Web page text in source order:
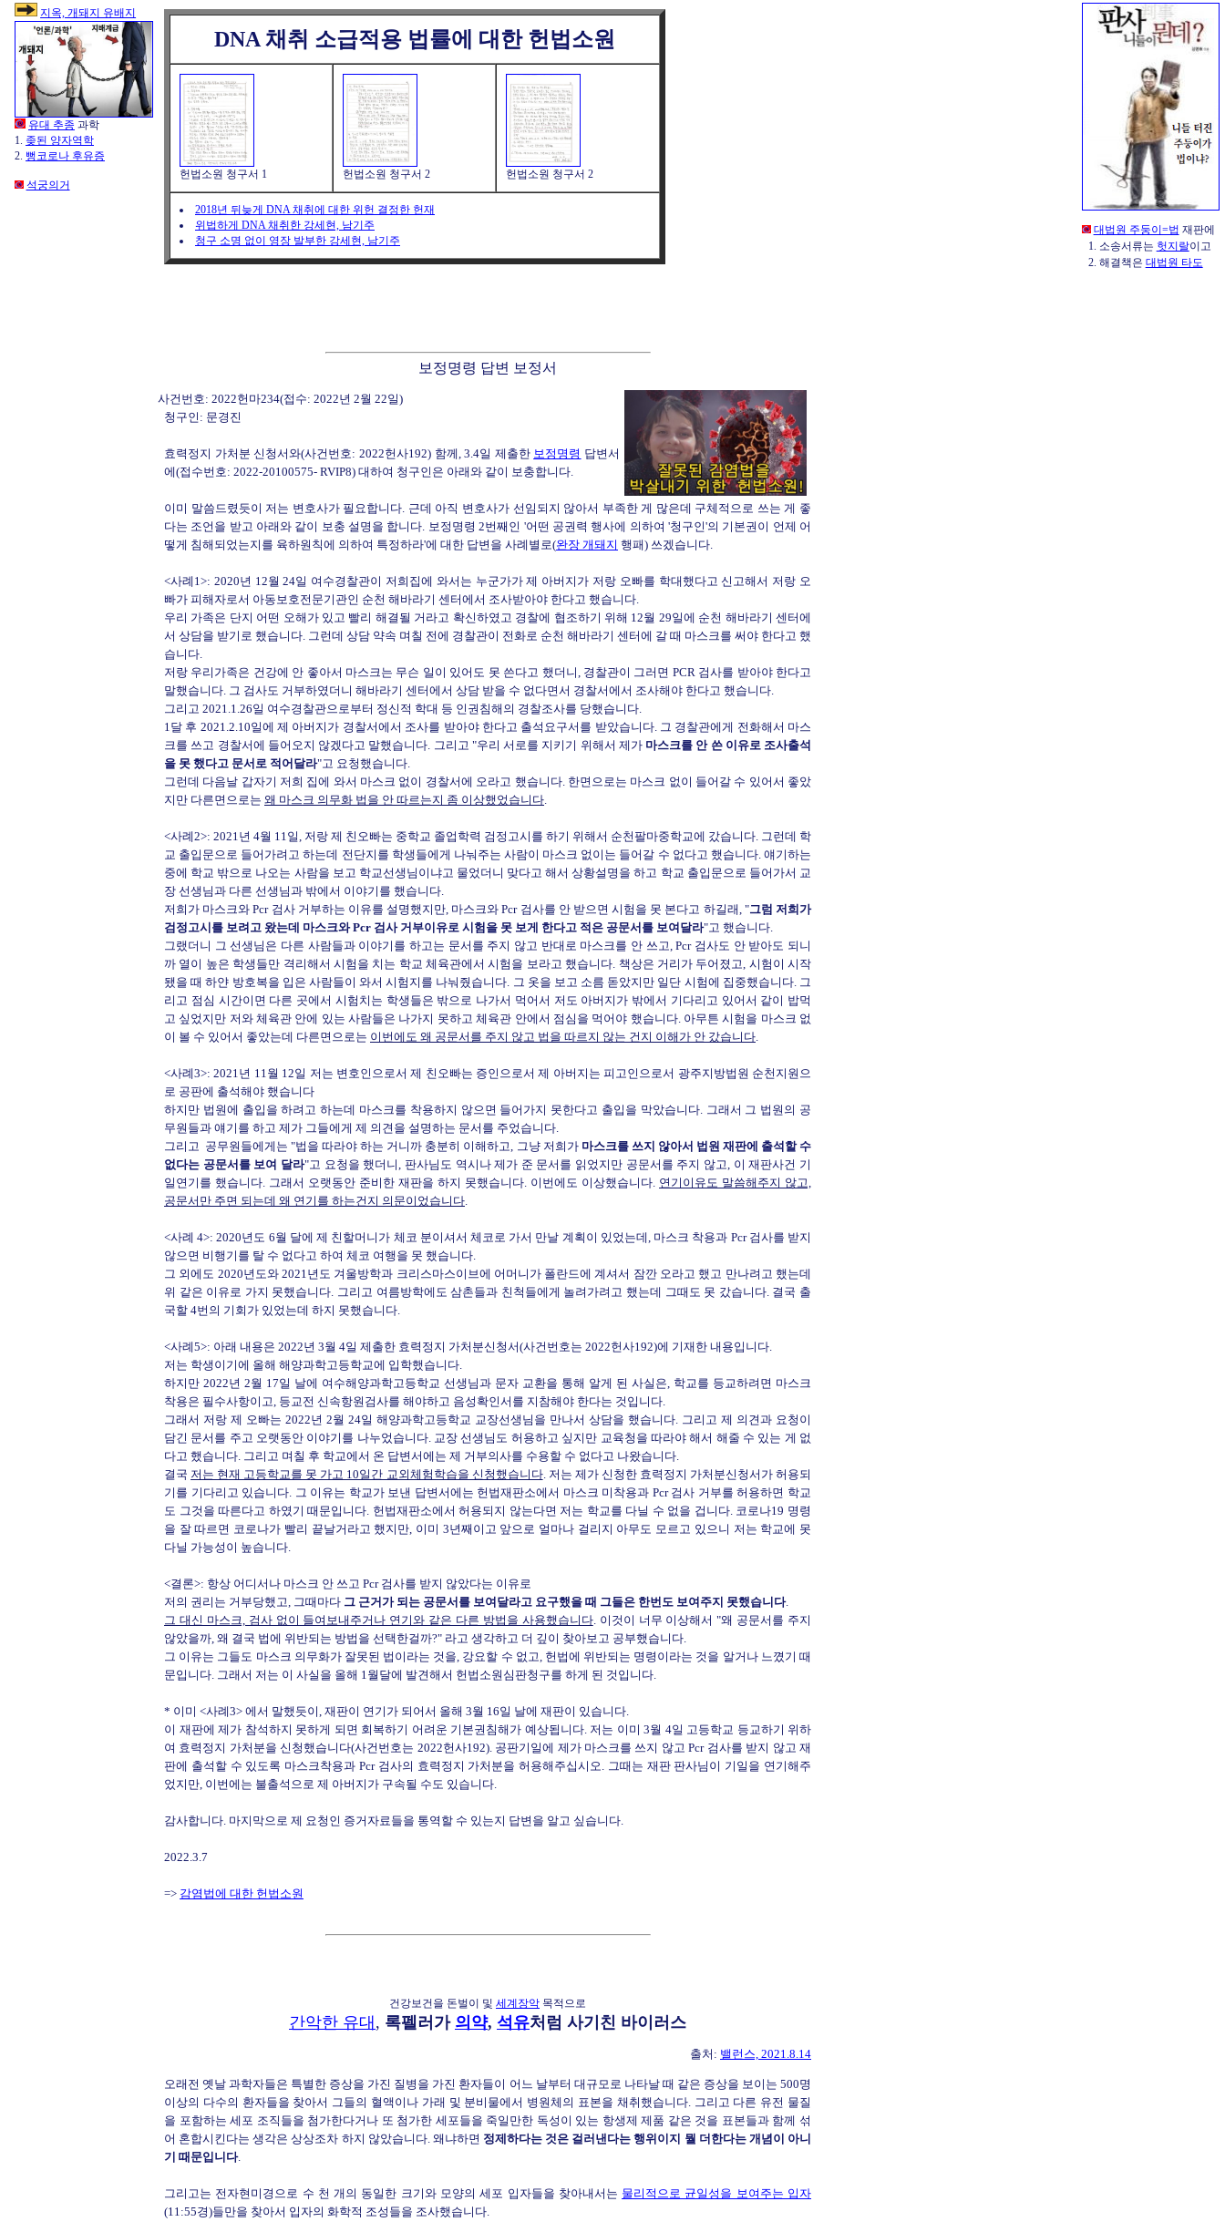
지옥, 개돼지 유배지
유대 추종 과학
1. 좆된 양자역학
2. 뻥코로나 후유증
석궁의거
대법원 주둥이=법 재판에
1. 소송서류는 헛지랄이고
2. 해결책은 대법원 타도
DNA 채취 소급적용 법률에 대한 헌법소원
헌법소원 청구서 1 헌법소원 청구서 2 헌법소원 청구서 2
2018년 뒤늦게 DNA 채취에 대한 위헌 결정한 헌재
위법하게 DNA 채취한 강세현, 남기주
청구 소명 없이 영장 발부한 강세현, 남기주
보정명령 답변 보정서
사건번호: 2022헌마234(접수: 2022년 2월 22일)
청구인: 문경진
효력정지 가처분 신청서와(사건번호: 2022헌사192) 함께, 3.4일 제출한 보정명령 답변서
에(접수번호: 2022-20100575- RVIP8) 대하여 청구인은 아래와 같이 보충합니다.
이미 말씀드렸듯이 저는 변호사가 필요합니다. 근데 아직 변호사가 선임되지 않아서 부족한 게 많은데 구체적으로 쓰는 게 좋
다는 조언을 받고 아래와 같이 보충 설명을 합니다. 보정명령 2번째인 '어떤 공권력 행사에 의하여 '청구인'의 기본권이 언제 어
떻게 침해되었는지를 육하원칙에 의하여 특정하라'에 대한 답변을 사례별로(완장 개돼지 행패) 쓰겠습니다.
<사례1>: 2020년 12월 24일 여수경찰관이 저희집에 와서는 누군가가 제 아버지가 저랑 오빠를 학대했다고 신고해서 저랑 오
빠가 피해자로서 아동보호전문기관인 순천 해바라기 센터에서 조사받아야 한다고 했습니다.
우리 가족은 단지 어떤 오해가 있고 빨리 해결될 거라고 확신하였고 경찰에 협조하기 위해 12월 29일에 순천 해바라기 센터에
서 상담을 받기로 했습니다. 그런데 상담 약속 며칠 전에 경찰관이 전화로 순천 해바라기 센터에 갈 때 마스크를 써야 한다고 했
습니다.
저랑 우리가족은 건강에 안 좋아서 마스크는 무슨 일이 있어도 못 쓴다고 했더니, 경찰관이 그러면 PCR 검사를 받아야 한다고
말했습니다. 그 검사도 거부하였더니 해바라기 센터에서 상담 받을 수 없다면서 경찰서에서 조사해야 한다고 했습니다.
그리고 2021.1.26일 여수경찰관으로부터 정신적 학대 등 인권침해의 경찰조사를 당했습니다.
1달 후 2021.2.10일에 제 아버지가 경찰서에서 조사를 받아야 한다고 출석요구서를 받았습니다. 그 경찰관에게 전화해서 마스
크를 쓰고 경찰서에 들어오지 않겠다고 말했습니다. 그리고 "우리 서로를 지키기 위해서 제가 마스크를 안 쓴 이유로 조사출석
을 못 했다고 문서로 적어달라"고 요청했습니다.
그런데 다음날 갑자기 저희 집에 와서 마스크 없이 경찰서에 오라고 했습니다. 한면으로는 마스크 없이 들어갈 수 있어서 좋았
지만 다른면으로는 왜 마스크 의무화 법을 안 따르는지 좀 이상했었습니다.
<사례2>: 2021년 4월 11일, 저랑 제 친오빠는 중학교 졸업학력 검정고시를 하기 위해서 순천팔마중학교에 갔습니다. 그런데 학
교 출입문으로 들어가려고 하는데 전단지를 학생들에게 나눠주는 사람이 마스크 없이는 들어갈 수 없다고 했습니다. 얘기하는
중에 학교 밖으로 나오는 사람을 보고 학교선생님이냐고 물었더니 맞다고 해서 상황설명을 하고 학교 출입문으로 들어가서 교
장 선생님과 다른 선생님과 밖에서 이야기를 했습니다.
저희가 마스크와 Pcr 검사 거부하는 이유를 설명했지만, 마스크와 Pcr 검사를 안 받으면 시험을 못 본다고 하길래, "그럼 저희가
검정고시를 보려고 왔는데 마스크와 Pcr 검사 거부이유로 시험을 못 보게 한다고 적은 공문서를 보여달라"고 했습니다.
그랬더니 그 선생님은 다른 사람들과 이야기를 하고는 문서를 주지 않고 반대로 마스크를 안 쓰고, Pcr 검사도 안 받아도 되니
까 열이 높은 학생들만 격리해서 시험을 치는 학교 체육관에서 시험을 보라고 했습니다. 책상은 거리가 두어졌고, 시험이 시작
됐을 때 하얀 방호복을 입은 사람들이 와서 시험지를 나눠줬습니다. 그 옷을 보고 소름 돋았지만 일단 시험에 집중했습니다. 그
리고 점심 시간이면 다른 곳에서 시험치는 학생들은 밖으로 나가서 먹어서 저도 아버지가 밖에서 기다리고 있어서 같이 밥먹
고 싶었지만 저와 체육관 안에 있는 사람들은 나가지 못하고 체육관 안에서 점심을 먹어야 했습니다. 아무튼 시험을 마스크 없
이 볼 수 있어서 좋았는데 다른면으로는 이번에도 왜 공문서를 주지 않고 법을 따르지 않는 건지 이해가 안 갔습니다.
<사례3>: 2021년 11월 12일 저는 변호인으로서 제 친오빠는 증인으로서 제 아버지는 피고인으로서 광주지방법원 순천지원으
로 공판에 출석해야 했습니다
하지만 법원에 출입을 하려고 하는데 마스크를 착용하지 않으면 들어가지 못한다고 출입을 막았습니다. 그래서 그 법원의 공
무원들과 얘기를 하고 제가 그들에게 제 의견을 설명하는 문서를 주었습니다.
그리고 공무원들에게는 "법을 따라야 하는 거니까 충분히 이해하고, 그냥 저희가 마스크를 쓰지 않아서 법원 재판에 출석할 수
없다는 공문서를 보여 달라"고 요청을 했더니, 판사님도 역시나 제가 준 문서를 읽었지만 공문서를 주지 않고, 이 재판사건 기
일연기를 했습니다. 그래서 오랫동안 준비한 재판을 하지 못했습니다. 이번에도 이상했습니다. 연기이유도 말씀해주지 않고,
공문서만 주면 되는데 왜 연기를 하는건지 의문이었습니다.
<사례 4>: 2020년도 6월 달에 제 친할머니가 체코 분이셔서 체코로 가서 만날 계획이 있었는데, 마스크 착용과 Pcr 검사를 받지
않으면 비행기를 탈 수 없다고 하여 체코 여행을 못 했습니다.
그 외에도 2020년도와 2021년도 겨울방학과 크리스마스이브에 어머니가 폴란드에 계셔서 잠깐 오라고 했고 만나려고 했는데
위 같은 이유로 가지 못했습니다. 그리고 여름방학에도 삼촌들과 친척들에게 놀려가려고 했는데 그때도 못 갔습니다. 결국 출
국할 4번의 기회가 있었는데 하지 못했습니다.
<사례5>: 아래 내용은 2022년 3월 4일 제출한 효력정지 가처분신청서(사건번호는 2022헌사192)에 기재한 내용입니다.
저는 학생이기에 올해 해양과학고등학교에 입학했습니다.
하지만 2022년 2월 17일 날에 여수해양과학고등학교 선생님과 문자 교환을 통해 알게 된 사실은, 학교를 등교하려면 마스크
착용은 필수사항이고, 등교전 신속항원검사를 해야하고 음성확인서를 지참해야 한다는 것입니다.
그래서 저랑 제 오빠는 2022년 2월 24일 해양과학고등학교 교장선생님을 만나서 상담을 했습니다. 그리고 제 의견과 요청이
담긴 문서를 주고 오랫동안 이야기를 나누었습니다. 교장 선생님도 허용하고 싶지만 교육청을 따라야 해서 해줄 수 있는 게 없
다고 했습니다. 그리고 며칠 후 학교에서 온 답변서에는 제 거부의사를 수용할 수 없다고 나왔습니다.
결국 저는 현재 고등학교를 못 가고 10일간 교외체험학습을 신청했습니다. 저는 제가 신청한 효력정지 가처분신청서가 허용되
기를 기다리고 있습니다. 그 이유는 학교가 보낸 답변서에는 헌법재판소에서 마스크 미착용과 Pcr 검사 거부를 허용하면 학교
도 그것을 따른다고 하였기 때문입니다. 헌법재판소에서 허용되지 않는다면 저는 학교를 다닐 수 없을 겁니다. 코로나19 명령
을 잘 따르면 코로나가 빨리 끝날거라고 했지만, 이미 3년째이고 앞으로 얼마나 걸리지 아무도 모르고 있으니 저는 학교에 못
다닐 가능성이 높습니다.
<결론>: 항상 어디서나 마스크 안 쓰고 Pcr 검사를 받지 않았다는 이유로
저의 권리는 거부당했고, 그때마다 그 근거가 되는 공문서를 보여달라고 요구했을 때 그들은 한번도 보여주지 못했습니다.
그 대신 마스크, 검사 없이 들여보내주거나 연기와 같은 다른 방법을 사용했습니다. 이것이 너무 이상해서 "왜 공문서를 주지
않았을까, 왜 결국 법에 위반되는 방법을 선택한걸까?" 라고 생각하고 더 깊이 찾아보고 공부했습니다.
그 이유는 그들도 마스크 의무화가 잘못된 법이라는 것을, 강요할 수 없고, 헌법에 위반되는 명령이라는 것을 알거나 느꼈기 때
문입니다. 그래서 저는 이 사실을 올해 1월달에 발견해서 헌법소원심판청구를 하게 된 것입니다.
* 이미 <사례3> 에서 말했듯이, 재판이 연기가 되어서 올해 3월 16일 날에 재판이 있습니다.
이 재판에 제가 참석하지 못하게 되면 회복하기 어려운 기본권침해가 예상됩니다. 저는 이미 3월 4일 고등학교 등교하기 위하
여 효력정지 가처분을 신청했습니다(사건번호는 2022헌사192). 공판기일에 제가 마스크를 쓰지 않고 Pcr 검사를 받지 않고 재
판에 출석할 수 있도록 마스크착용과 Pcr 검사의 효력정지 가처분을 허용해주십시오. 그때는 재판 판사님이 기일을 연기해주
었지만, 이번에는 불출석으로 제 아버지가 구속될 수도 있습니다.
감사합니다. 마지막으로 제 요청인 증거자료들을 통역할 수 있는지 답변을 알고 싶습니다.
2022.3.7
=> 감염법에 대한 헌법소원
건강보건을 돈벌이 및 세계장악 목적으로
간악한 유대, 록펠러가 의약, 석유처럼 사기친 바이러스
출처: 밸런스, 2021.8.14
오래전 옛날 과학자들은 특별한 증상을 가진 질병을 가진 환자들이 어느 날부터 대규모로 나타날 때 같은 증상을 보이는 500명
이상의 다수의 환자들을 찾아서 그들의 혈액이나 가래 및 분비물에서 병원체의 표본을 채취했습니다. 그리고 다른 유전 물질
을 포함하는 세포 조직들을 첨가한다거나 또 첨가한 세포들을 죽일만한 독성이 있는 항생제 제품 같은 것을 표본들과 함께 섞
어 혼합시킨다는 생각은 상상조차 하지 않았습니다. 왜냐하면 정제하다는 것은 걸러낸다는 행위이지 뭘 더한다는 개념이 아니
기 때문입니다.
그리고는 전자현미경으로 수 천 개의 동일한 크기와 모양의 세포 입자들을 찾아내서는 물리적으로 균일성을 보여주는 입자
(11:55경)들만을 찾아서 입자의 화학적 조성들을 조사했습니다.